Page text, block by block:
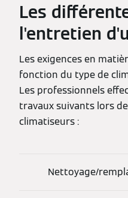
Les
l'entretien
Les exigences en
fonction du type de
Les professionnels
travaux suivants lors
climatiseurs :
Nettoyage/